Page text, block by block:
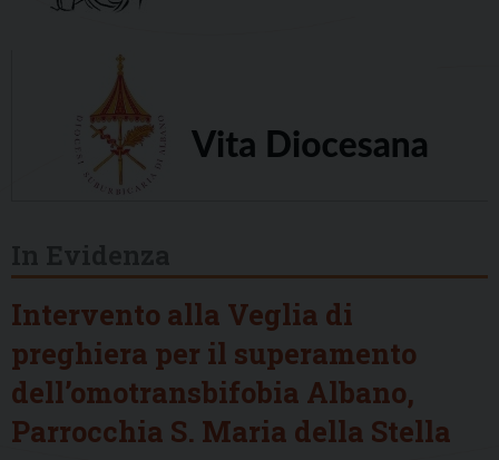
Intervento alla Veglia di
preghiera per il superamento
dell’omotransbifobia Albano,
Parrocchia S. Maria della Stella